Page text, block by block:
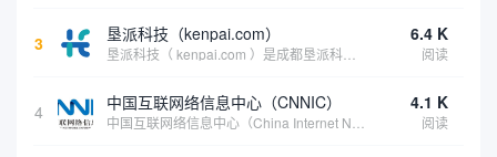
3 垦派科技（kenpai.com） 6.4 K
阅读
4 中国互联网络信息中心（CNNIC） 4.1 K
阅读